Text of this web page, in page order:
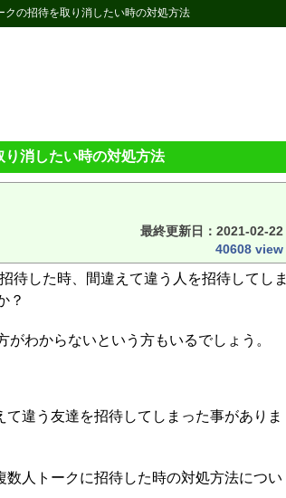
クの招待を取り消したい時の対処方法
消したい時の対処方法
最終更新日： 2021-02-22
40608 view
待した時、間違えて違う人を招待してしま
？
わからないという方もいるでしょう。
違う友達を招待してしまった事がありま
人トークに招待した時の対処方法につい